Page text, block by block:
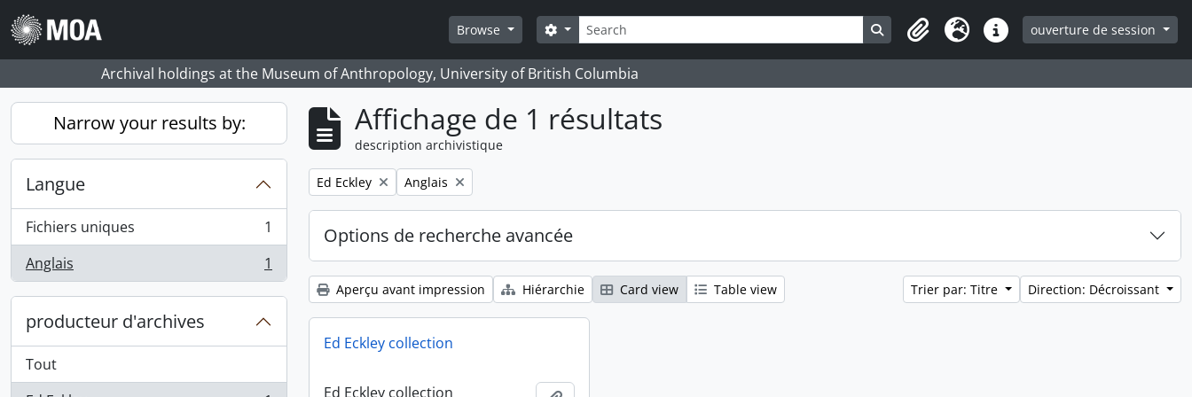
Skip to main content
Browse
Rechercher
Search options Search in browse page
ClipboardLangueLiens rapidesouverture de session
Archival holdings at the Museum of Anthropology, University of British Columbia
Narrow your results by:
Langue
Fichiers uniques
, 1 résultats
1
Anglais
, 1 résultats 1
producteur d'archives
Tout
Affichage de 1 résultats
description archivistique
Remove filter:
Ed Eckley Remove filter:
Anglais
Options de recherche avancée
Aperçu avant impression Hiérarchie Card view Table view Trier par: Titre Direction: Décroissant
Ed Eckley collection
Ed Eckley collection